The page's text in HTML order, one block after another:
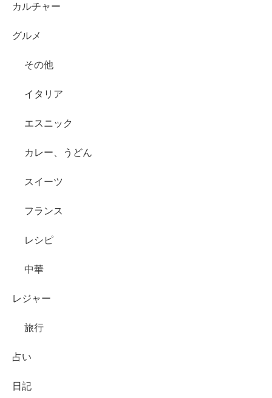
カルチャー
グルメ
その他
イタリア
エスニック
カレー、うどん
スイーツ
フランス
レシピ
中華
レジャー
旅行
占い
日記